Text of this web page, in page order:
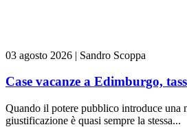
03 agosto 2026 | Sandro Scoppa
Case vacanze a Edimburgo,
Quando il potere pubblico introduce una
giustificazione è quasi sempre la stessa...